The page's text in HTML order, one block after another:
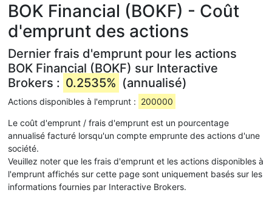
BOK Financial (BOKF) - Coût
d'emprunt des actions
Dernier frais d'emprunt pour les actions
BOK Financial (BOKF) sur Interactive
Brokers : 0.2535% (annualisé)
Actions disponibles à l'emprunt : 200000
Le coût d'emprunt / frais d'emprunt est un pourcentage
annualisé facturé lorsqu'un compte emprunte des actions d'une
société.
Veuillez noter que les frais d'emprunt et les actions disponibles à
l'emprunt affichés sur cette page sont uniquement basés sur les
informations fournies par Interactive Brokers.